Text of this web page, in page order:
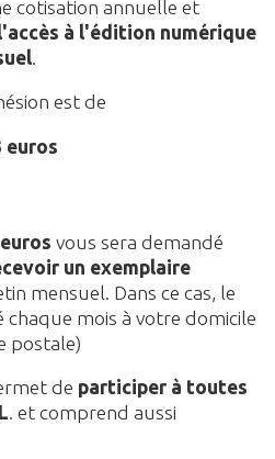
cotisation annuelle et
à l'édition numérique
est de
euros
vous sera demandé
un exemplaire
mensuel. Dans ce cas, le
mois à votre domicile
postale)
de participer à toutes
. et comprend aussi